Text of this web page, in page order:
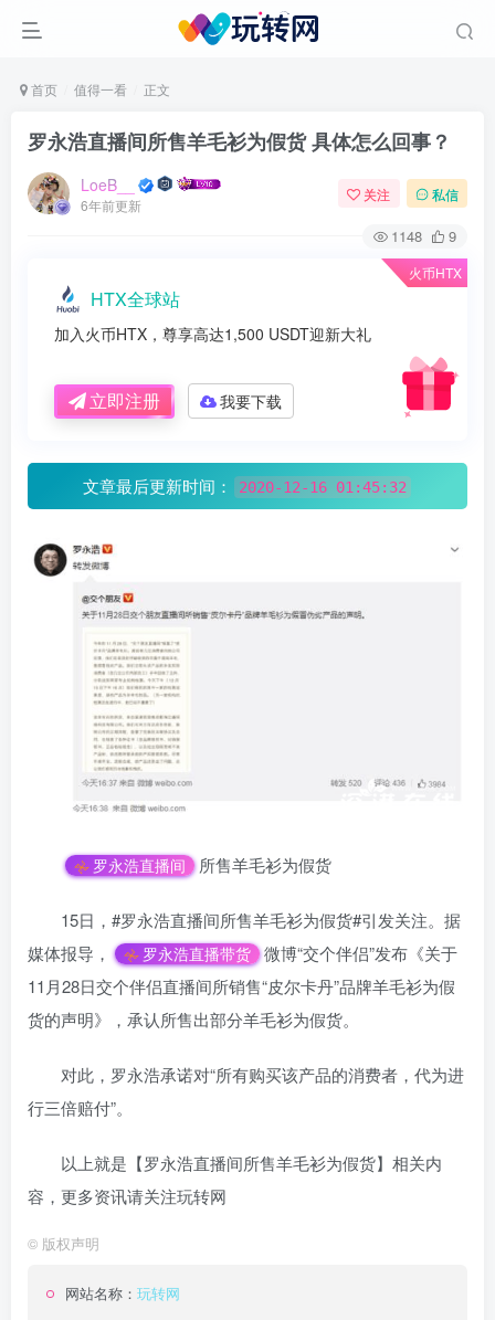
首页 值得一看 正文
罗永浩直播间所售羊毛衫为假货 具体怎么回事？
LoeB__
6年前更新
关注 私信
1148 9
火币HTX
HTX全球站
加入火币HTX，尊享高达1,500 USDT迎新大礼
立即注册 我要下载
文章最后更新时间： 2020-12-16 01:45:32
罗永浩直播间 所售羊毛衫为假货
15日，#罗永浩直播间所售羊毛衫为假货#引发关注。据
媒体报导，
罗永浩直播带货
微博“交个伴侣”发布《关于
11月28日交个伴侣直播间所销售“皮尔卡丹”品牌羊毛衫为假
货的声明》，承认所售出部分羊毛衫为假货。
对此，罗永浩承诺对“所有购买该产品的消费者，代为进
行三倍赔付”。
以上就是【罗永浩直播间所售羊毛衫为假货】相关内
容，更多资讯请关注玩转网
© 版权声明
网站名称： 玩转网